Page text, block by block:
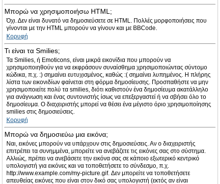
Μπορώ να χρησιμοποιήσω HTML;
Όχι. Δεν είναι δυνατό να δημοσιεύσετε σε HTML. Πολλές μορφοποιήσεις που
γίνονται με την HTML μπορούν να γίνουν και με BBCode.
Κορυφή
Τι είναι τα Smilies;
Τα Smilies, ή Emoticons, είναι μικρά εικονίδια που μπορούν να
χρησιμοποιηθούν για να εκφράσουν συναίσθημα χρησιμοποιώντας σύντομο
κώδικα, π.χ. :) σημαίνει ευτυχισμένος, καθώς :( σημαίνει λυπημένος. Η πλήρης
λίστα των εικονιδίων φαίνεται στη φόρμα δημοσίευσης. Προσπαθήστε να μην
χρησιμοποιείτε πολύ τα smilies, διότι καθιστούν ένα δημοσίευμα ακατάλληλο
για ανάγνωση και ένας συντονιστής ίσως να επεξεργαστεί ή να σβήσει όλο το
δημοσίευμα. Ο διαχειριστής μπορεί να θέσει ένα μέγιστο όριο χρησιμοποίησης
smilies στις δημοσιεύσεις.
Κορυφή
Μπορώ να δημοσιεύω μια εικόνα;
Ναι, εικόνες μπορούν να υπάρχουν στις δημοσιεύσεις. Αν ο διαχειριστής
επιτρέπει τα συνημμένα, μπορείτε να ανεβάζετε τις εικόνες σας στο σύστημα.
Αλλιώς, πρέπει να ανεβάσετε την εικόνα σας σε κάποιο εξωτερικό κεντρικό
υπολογιστή για εικόνες και να τοποθετήσετε το σύνδεσμο, π.χ.
http://www.example.com/my-picture.gif. Δεν μπορείτε να τοποθετήσετε
απευθείας εικόνες που είναι στον δικό σας υπολογιστή (εκτός αν είναι